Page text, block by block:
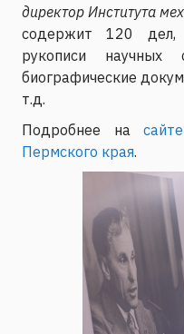
директор Института
содержит 120 дел,
рукописи научных
биографические
т.д.
Подробнее на
Пермского края.